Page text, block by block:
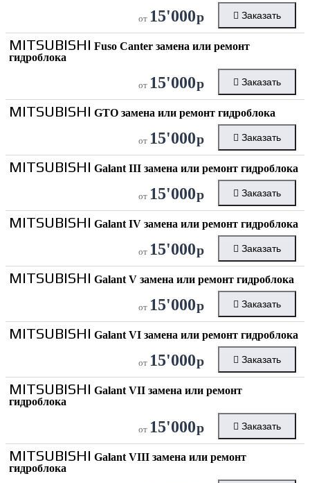
от 15'000р Заказать
MITSUBISHI Fuso Canter замена или ремонт
гидроблока
от 15'000р Заказать
MITSUBISHI GTO замена или ремонт гидроблока
от 15'000р Заказать
MITSUBISHI Galant III замена или ремонт гидроблока
от 15'000р Заказать
MITSUBISHI Galant IV замена или ремонт гидроблока
от 15'000р Заказать
MITSUBISHI Galant V замена или ремонт гидроблока
от 15'000р Заказать
MITSUBISHI Galant VI замена или ремонт гидроблока
от 15'000р Заказать
MITSUBISHI Galant VII замена или ремонт
гидроблока
от 15'000р Заказать
MITSUBISHI Galant VIII замена или ремонт
гидроблока